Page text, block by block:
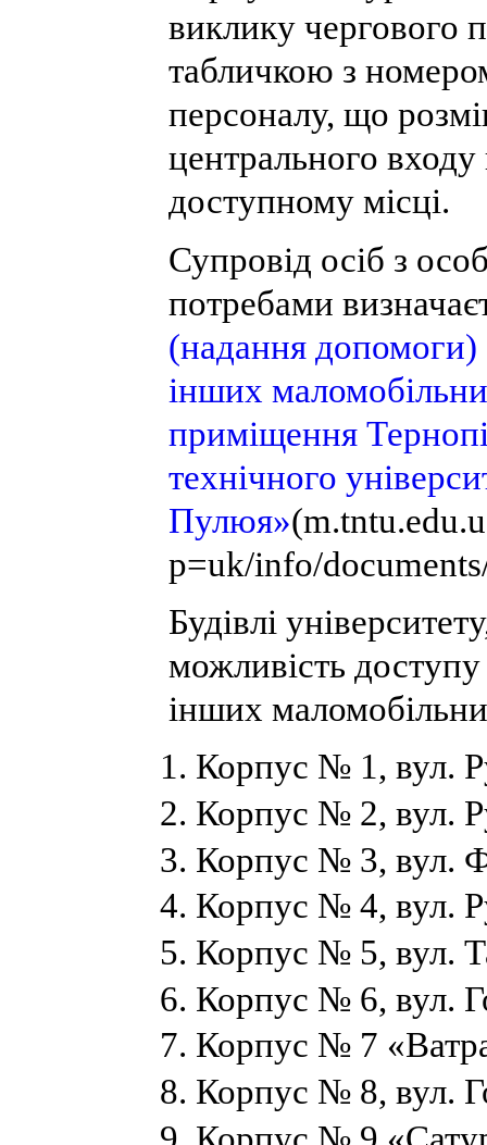
виклику чергового
табличкою з
персоналу, що
центрального
доступному місці.
Супровід осіб з
потребами
(надання допомоги)
інших
приміщення
технічного
Пулюя»
p=uk/info/
Будівлі
можливість доступу
інших
Корпус № 1, вул.
Корпус № 2, вул.
Корпус № 3, вул.
Корпус № 4, вул.
Корпус № 5, вул.
Корпус № 6, вул.
Корпус № 7
Корпус № 8, вул.